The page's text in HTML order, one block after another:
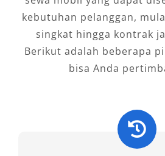
kunci sesuai kebutuhan
Tipe Mobil Alphard
Sewakan
simbol kemewahan dan
dunia transportasi premium.
perjalanan memiliki
kebutuhan pelanggan,
singkat hingga kontrak
Berikut adalah beberapa
bisa Anda